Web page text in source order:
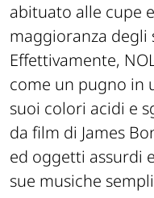
abituato alle cupe
maggioranza
Effettivamente,
come un pugno in
suoi colori acidi e
da film di James
ed oggetti assurdi
sue musiche